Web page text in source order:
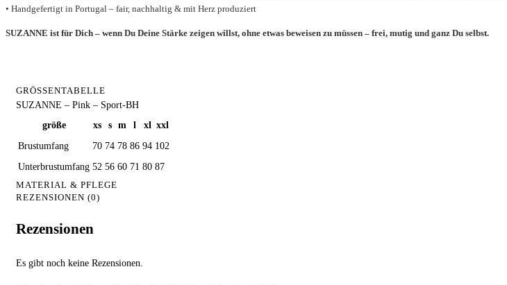
• Handgefertigt in Portugal – fair, nachhaltig & mit Herz produziert
SUZANNE ist für Dich – wenn Du Deine Stärke zeigen willst, ohne etwas beweisen zu müssen – frei, mutig und ganz Du selbst.
GRÖSSENTABELLE
SUZANNE – Pink – Sport-BH
größe
xs s m l xl xxl
Brustumfang
70 74 78 86 94 102
Unterbrustumfang 52 56 60 71 80 87
MATERIAL & PFLEGE
REZENSIONEN (0)
Rezensionen
Es gibt noch keine Rezensionen.